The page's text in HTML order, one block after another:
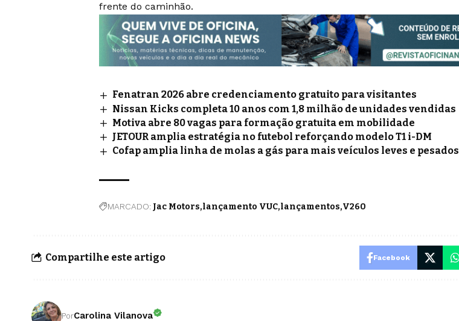
frente do caminhão.
Fenatran 2026 abre credenciamento gratuito para visitantes
Nissan Kicks completa 10 anos com 1,8 milhão de unidades vendidas
Motiva abre 80 vagas para formação gratuita em mobilidade
JETOUR amplia estratégia no futebol reforçando modelo T1 i-DM
Cofap amplia linha de molas a gás para mais veículos leves e pesados
MARCADO: Jac Motors lançamento VUC lançamentos V260
Compartilhe este artigo Facebook
PorCarolina Vilanova